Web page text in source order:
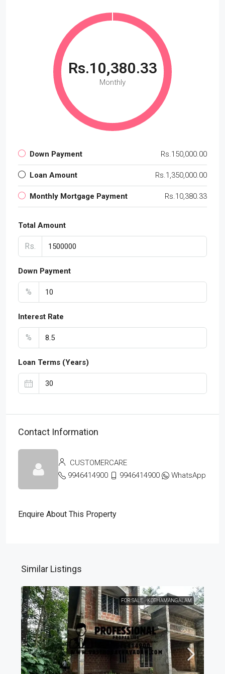
Rs.10,380.33
Monthly
Down Payment Rs.150,000.00
Loan Amount Rs.1,350,000.00
Monthly Mortgage Payment Rs.10,380.33
Total Amount
Rs.
Down Payment
%
Interest Rate
%
Loan Terms (Years)
Contact Information
CUSTOMERCARE
9946414900
9946414900 WhatsApp
Enquire About This Property
Similar Listings
FOR SALE KOTHAMANGALAM